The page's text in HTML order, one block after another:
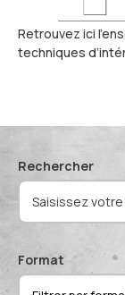
Retrouvez ici
techniques
Rechercher
Format